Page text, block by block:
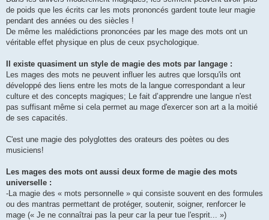
de poids que les écrits car les mots prononcés gardent toute leur magie
pendant des années ou des siècles !
De même les malédictions prononcées par les mage des mots ont un
véritable effet physique en plus de ceux psychologique.
Il existe quasiment un style de magie des mots par langage :
Les mages des mots ne peuvent influer les autres que lorsqu'ils ont
développé des liens entre les mots de la langue correspondant a leur
culture et des concepts magiques; Le fait d’apprendre une langue n'est
pas suffisant même si cela permet au mage d'exercer son art a la moitié
de ses capacités.
C'est une magie des polyglottes des orateurs des poètes ou des
musiciens!
Les mages des mots ont aussi deux forme de magie des mots
universelle :
-La magie des « mots personnelle » qui consiste souvent en des formules
ou des mantras permettant de protéger, soutenir, soigner, renforcer le
mage (« Je ne connaîtrai pas la peur car la peur tue l'esprit... »)